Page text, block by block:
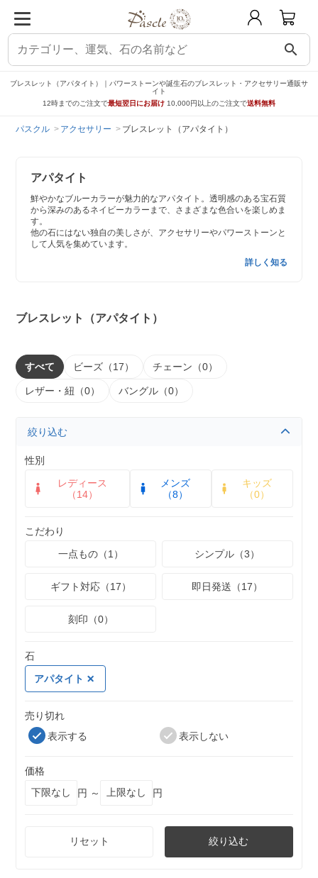
search
ブレスレット（アパタイト）｜パワーストーンや誕生石のブレスレット・アクセサリー通販サ
イト
12時までのご注文で最短翌日にお届け 10,000円以上のご注文で送料無料
パスクル アクセサリー ブレスレット（アパタイト）
アパタイト
鮮やかなブルーカラーが魅力的なアパタイト。透明感のある宝石質
から深みのあるネイビーカラーまで、さまざまな色合いを楽しめま
す。
他の石にはない独自の美しさが、アクセサリーやパワーストーンと
して人気を集めています。
詳しく知る
ブレスレット（アパタイト）
すべて ビーズ（17） チェーン（0）
レザー・紐（0） バングル（0）
絞り込む
性別
レディース
（14）
メンズ
（8）
キッズ
（0）
こだわり
一点もの（1）
シンプル（3）
ギフト対応（17） 即日発送（17）
刻印（0）
石
アパタイト
売り切れ
表示する
表示しない
価格
円 ～
円
リセット 絞り込む